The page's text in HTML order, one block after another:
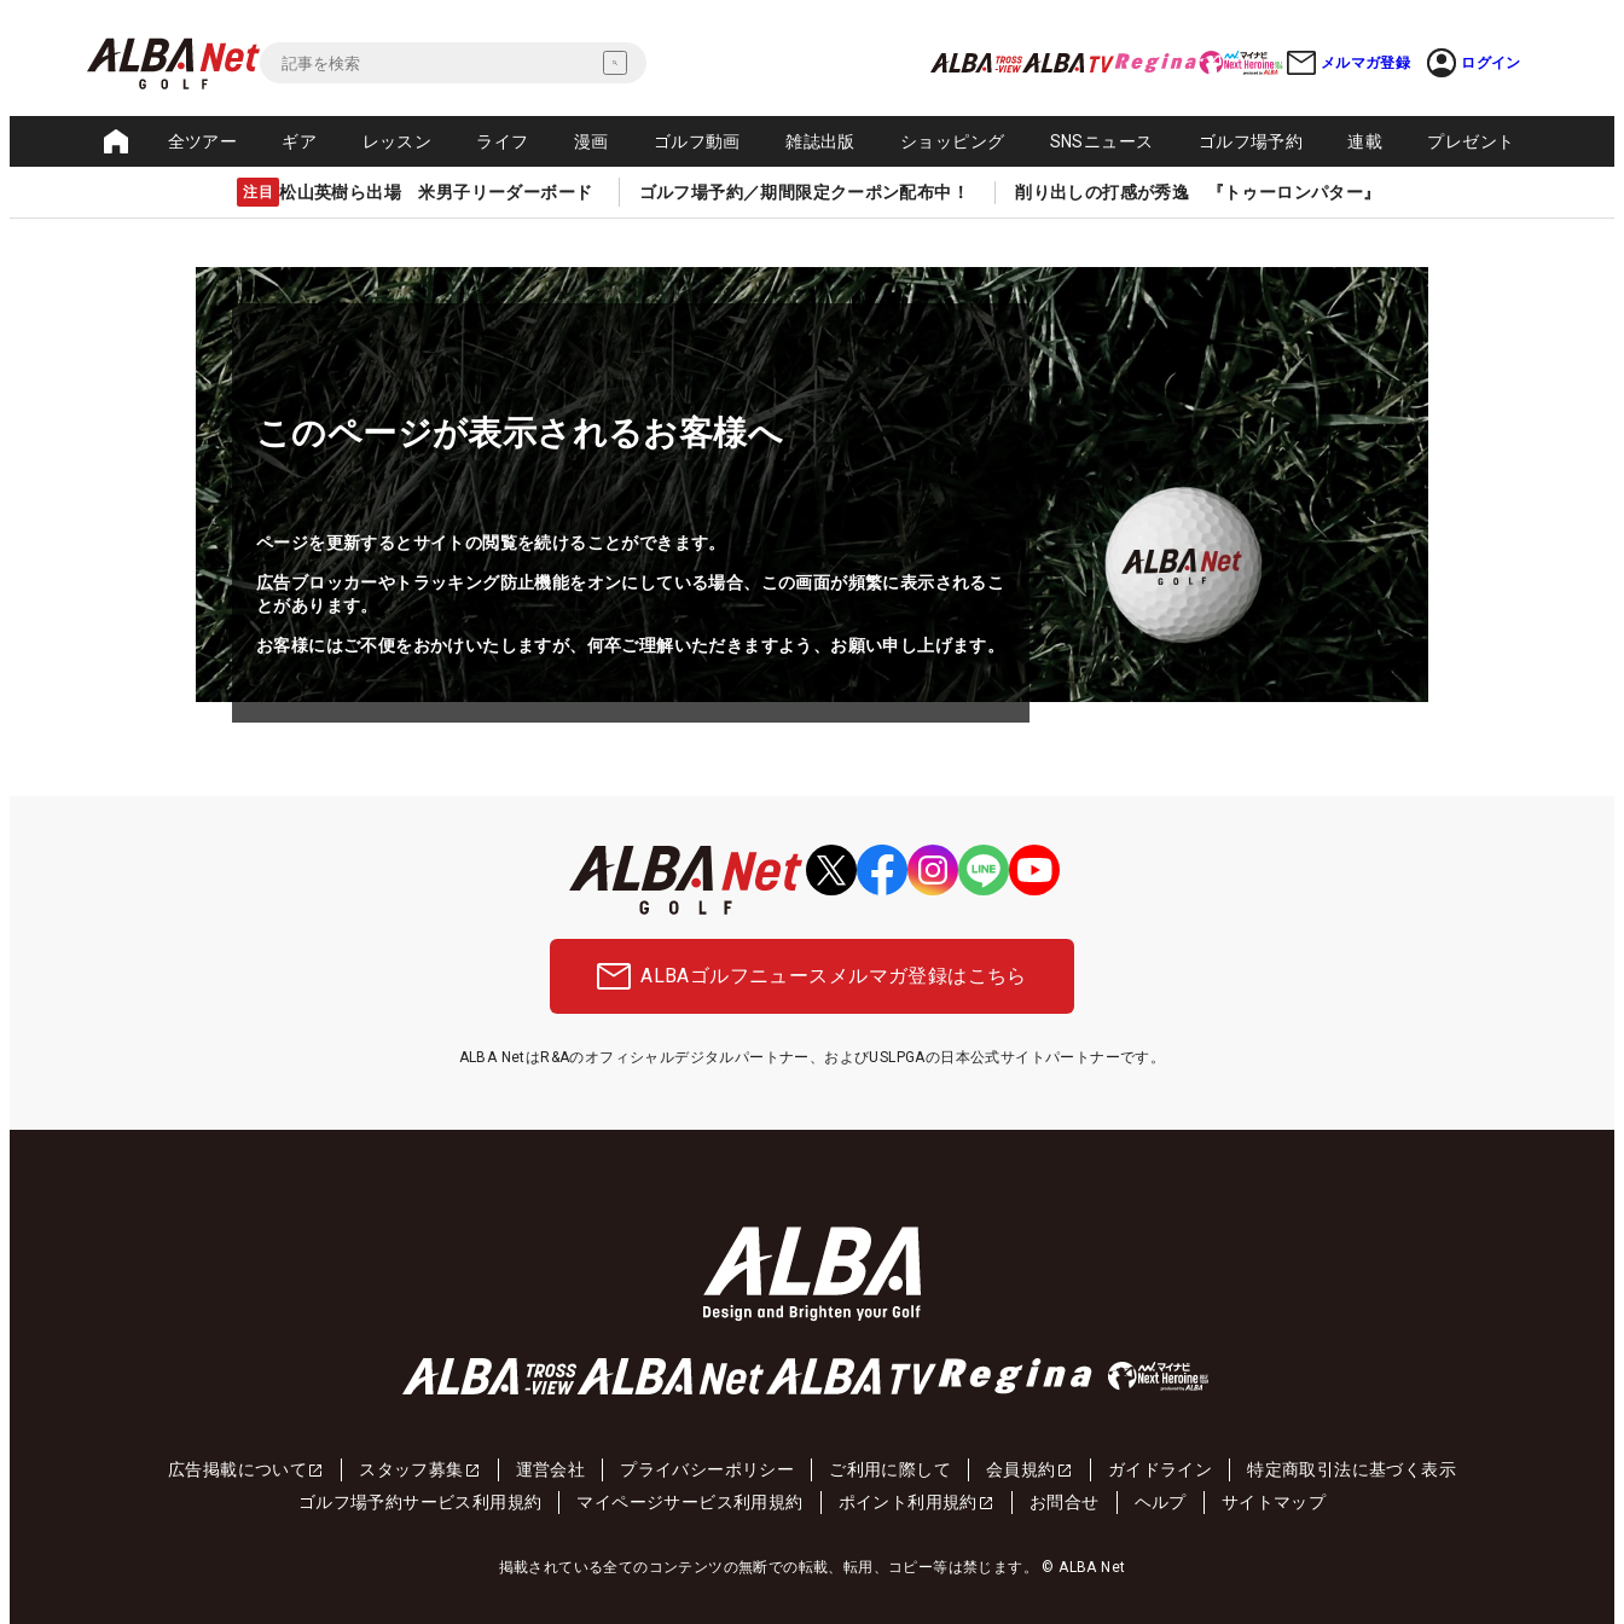
メルマガ登録 ログイン
全ツアー ギア レッスン ライフ 漫画 ゴルフ動画 雑誌出版 ショッピング SNSニュース ゴルフ場予約 連載 プレゼント
注目 松山英樹ら出場 米男子リーダーボード ゴルフ場予約／期間限定クーポン配布中！ 削り出しの打感が秀逸 『トゥーロンパター』
このページが表示されるお客様へ
ページを更新するとサイトの閲覧を続けることができます。
広告ブロッカーやトラッキング防止機能をオンにしている場合、この画面が頻繁に表示されるこ
とがあります。
お客様にはご不便をおかけいたしますが、何卒ご理解いただきますよう、お願い申し上げます。
ALBAゴルフニュース メルマガ登録はこちら
ALBA NetはR&Aのオフィシャルデジタルパートナー、およびUSLPGAの日本公式サイトパートナーです。
広告掲載について スタッフ募集 運営会社 プライバシーポリシー ご利用に際して 会員規約 ガイドライン
特定商取引法に基づく表示
ゴルフ場予約サービス利用規約
マイページサービス利用規約 ポイント利用規約 お問合せ ヘルプ サイトマップ
掲載されている全てのコンテンツの無断での転載、転用、コピー等は禁じます。 © ALBA Net